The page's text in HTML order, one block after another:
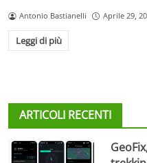
Antonio Bastianelli Aprile 29,
Leggi di più
ARTICOLI RECENTI